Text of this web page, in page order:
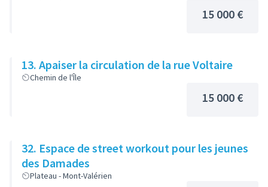
15 000 €
13. Apaiser la circulation de la rue Voltaire
Chemin de l'Île
15 000 €
32. Espace de street workout pour les jeunes
des Damades
Plateau - Mont-Valérien